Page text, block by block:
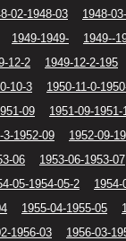
02-1948-03 1948-
1949-1949- 1949--
12-2 1949-12-2-195
10-3 1950-11-0-
09 1951-09-1951-
3-1952-09 1952-09-
06 1953-06-1953-07
05-1954-05-2 1954-
1955-04-1955-05
1956-03 1956-03-